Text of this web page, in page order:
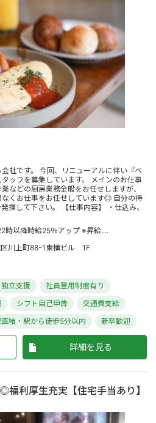
社です。 今回、リニューアルに伴い『ベ
ッフを募集しています。 メインのお仕事
などの厨房業務全般をお任せしますが、
くお仕事をお任せしています◎ 自分の持
揮して下さい。 【仕事内容】 ・仕込み、
以降時給25％アップ ※昇給....
区川上町88-1東横ビル 1F
立支援
社員登用制度有り
シフト自己申告
交通費支給
直結・駅から徒歩5分以内 新卒歓迎
詳細を見る
福利厚生充実【住宅手当あり】